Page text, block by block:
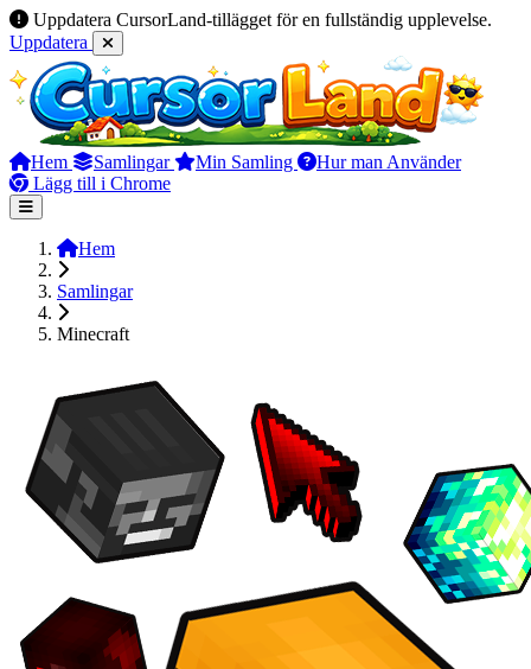
Uppdatera CursorLand-tillägget för en fullständig upplevelse.
Uppdatera
Hem Samlingar Min Samling
Hur man Använder
Lägg till i Chrome
Hem
Samlingar
Minecraft